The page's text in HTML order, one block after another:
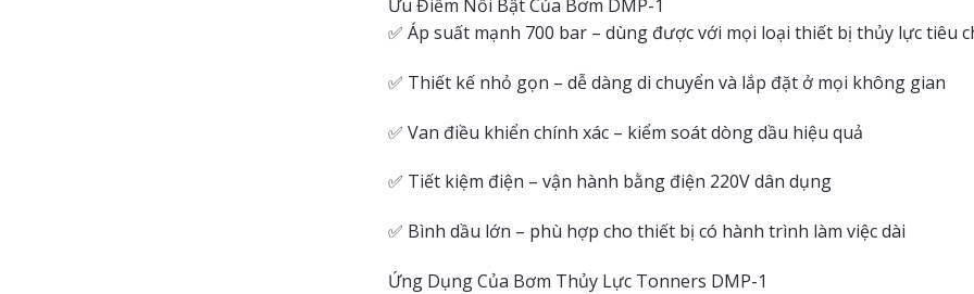
Ưu Điểm Nổi Bật Của Bơm DMP-1
✅ Áp suất mạnh 700 bar – dùng được với mọi loại thiết bị thủy lực tiêu
✅ Thiết kế nhỏ gọn – dễ dàng di chuyển và lắp đặt ở mọi không gian
✅ Van điều khiển chính xác – kiểm soát dòng dầu hiệu quả
✅ Tiết kiệm điện – vận hành bằng điện 220V dân dụng
✅ Bình dầu lớn – phù hợp cho thiết bị có hành trình làm việc dài
Ứng Dụng Của Bơm Thủy Lực Tonners DMP-1